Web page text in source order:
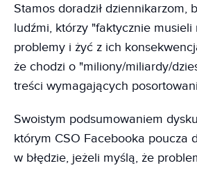
Stamos doradził dziennikarzom,
ludźmi, którzy "faktycznie musieli
problemy i żyć z ich
że chodzi o "miliony/miliardy/
treści wymagających
Swoistym podsumowaniem
którym CSO Facebooka poucza
w błędzie, jeżeli myślą, że